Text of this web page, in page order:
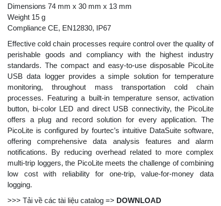
Dimensions 74 mm x 30 mm x 13 mm
Weight 15 g
Compliance CE, EN12830, IP67
Effective cold chain processes require control over the quality of
perishable goods and compliancy with the highest industry
standards. The compact and easy-to-use disposable PicoLite
USB data logger provides a simple solution for temperature
monitoring, throughout mass transportation cold chain
processes. Featuring a built-in temperature sensor, activation
button, bi-color LED and direct USB connectivity, the PicoLite
offers a plug and record solution for every application. The
PicoLite is configured by fourtec’s intuitive DataSuite software,
offering comprehensive data analysis features and alarm
notifications. By reducing overhead related to more complex
multi-trip loggers, the PicoLite meets the challenge of combining
low cost with reliability for one-trip, value-for-money data
logging.
>>> Tải về các tài liệu catalog => DOWNLOAD